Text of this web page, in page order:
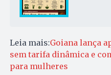
Leia mais:Goiana lança
sem tarifa dinâmica e
para mulheres